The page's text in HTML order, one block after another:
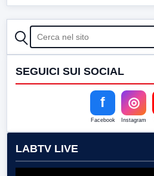
CERCA
SEGUICI SUI SOCIAL
f
Facebook
◎
Instagram
LABTV LIVE